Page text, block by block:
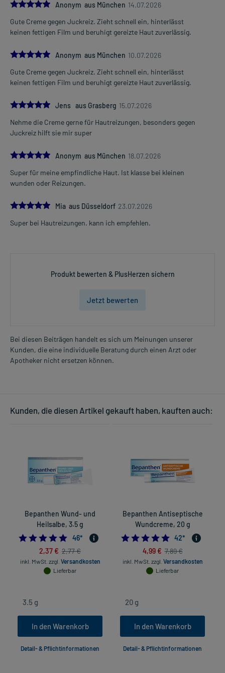
5.0Anonym aus München 14.07.2026
Gute Creme gegen Juckreiz. Zieht schnell ein, hinterlässt
keinen fettigen Film und beruhigt gereizte Haut zuverlässig.
5.0Anonym aus München 10.07.2026
Gute Creme gegen Juckreiz. Zieht schnell ein, hinterlässt
keinen fettigen Film und beruhigt gereizte Haut zuverlässig.
5.0
Jens aus Grasberg 15.07.2026
Nehme die Creme gerne für Hautreizungen, besonders gegen
Juckreiz hilft sie mir super
5.0Anonym aus München 18.07.2026
Super für meine empfindliche Haut. Ist klasse bei kleinen
wunden oder Reizungen.
5.0
Mia aus Düsseldorf 23.07.2026
Super bei Hautreizungen. kann ich empfehlen.
Produkt bewerten & PlusHerzen sichern
Jetzt bewerten
Bei diesen Beiträgen handelt es sich um Meinungen unserer
Kunden, die eine individuelle Beratung durch einen Arzt oder
Apotheker nicht ersetzen können.
Kunden, die diesen Artikel gekauft haben, kauften auch:
Bepanthen Wund- und
Heilsalbe, 3.5 g
5.0
46*
2,37 € 2,77 €
inkl. MwSt. zzgl. Versandkosten
Lieferbar
In den Warenkorb
Detail- & Pflichtinformationen
Bepanthen Antiseptische
Wundcreme, 20 g
42*
4,99 € 7,89 €
inkl. MwSt. zzgl. Versandkosten
Lieferbar
In den Warenkorb
Detail- & Pflichtinformationen